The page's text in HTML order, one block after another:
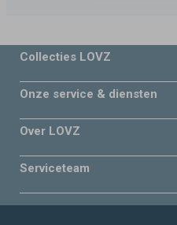
Collecties LOVZ
Onze service & diensten
Over LOVZ
Serviceteam